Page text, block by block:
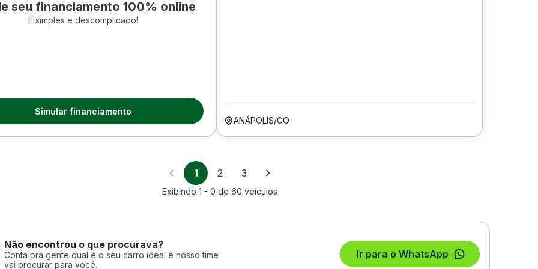
seu financiamento 100% online
É simples e descomplicado!
Simular financiamento
ANÁPOLIS/GO
1 2 3
Exibindo 1 - 0 de 60 veículos
Não encontrou o que procurava?
Conta pra gente qual é o seu carro ideal e nosso time
vai procurar para você.
Ir para o WhatsApp